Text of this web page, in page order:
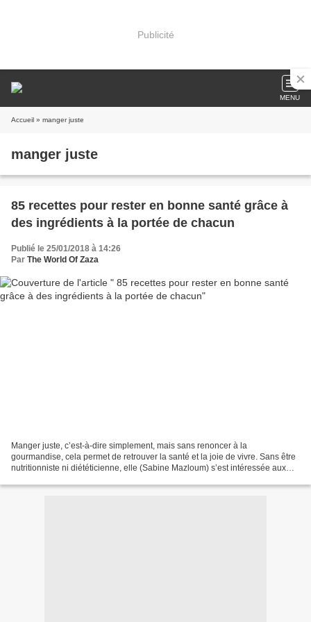
Publicité
MENU
Accueil » manger juste
manger juste
85 recettes pour rester en bonne santé grâce à
des ingrédients à la portée de chacun
Publié le 25/01/2018 à 14:26
Par The World Of Zaza
Manger juste, c’est-à-dire simplement, mais sans renoncer à la
gourmandise, cela permet de retrouver la santé et la joie de vivre. Sans être
nutritionniste ni diététicienne, elle (Sabine Mazloum) s’est intéressée aux